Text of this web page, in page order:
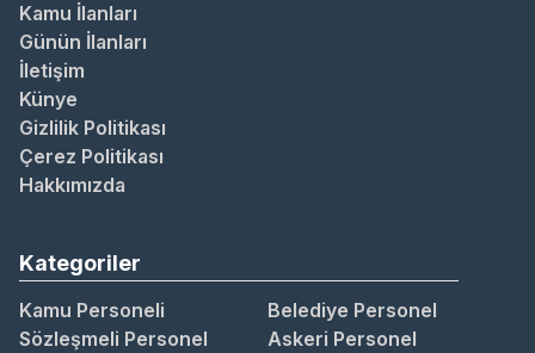
Kamu İlanları
Günün İlanları
İletişim
Künye
Gizlilik Politikası
Çerez Politikası
Hakkımızda
Kategoriler
Kamu Personeli
Belediye Personel
Sözleşmeli Personel
Askeri Personel